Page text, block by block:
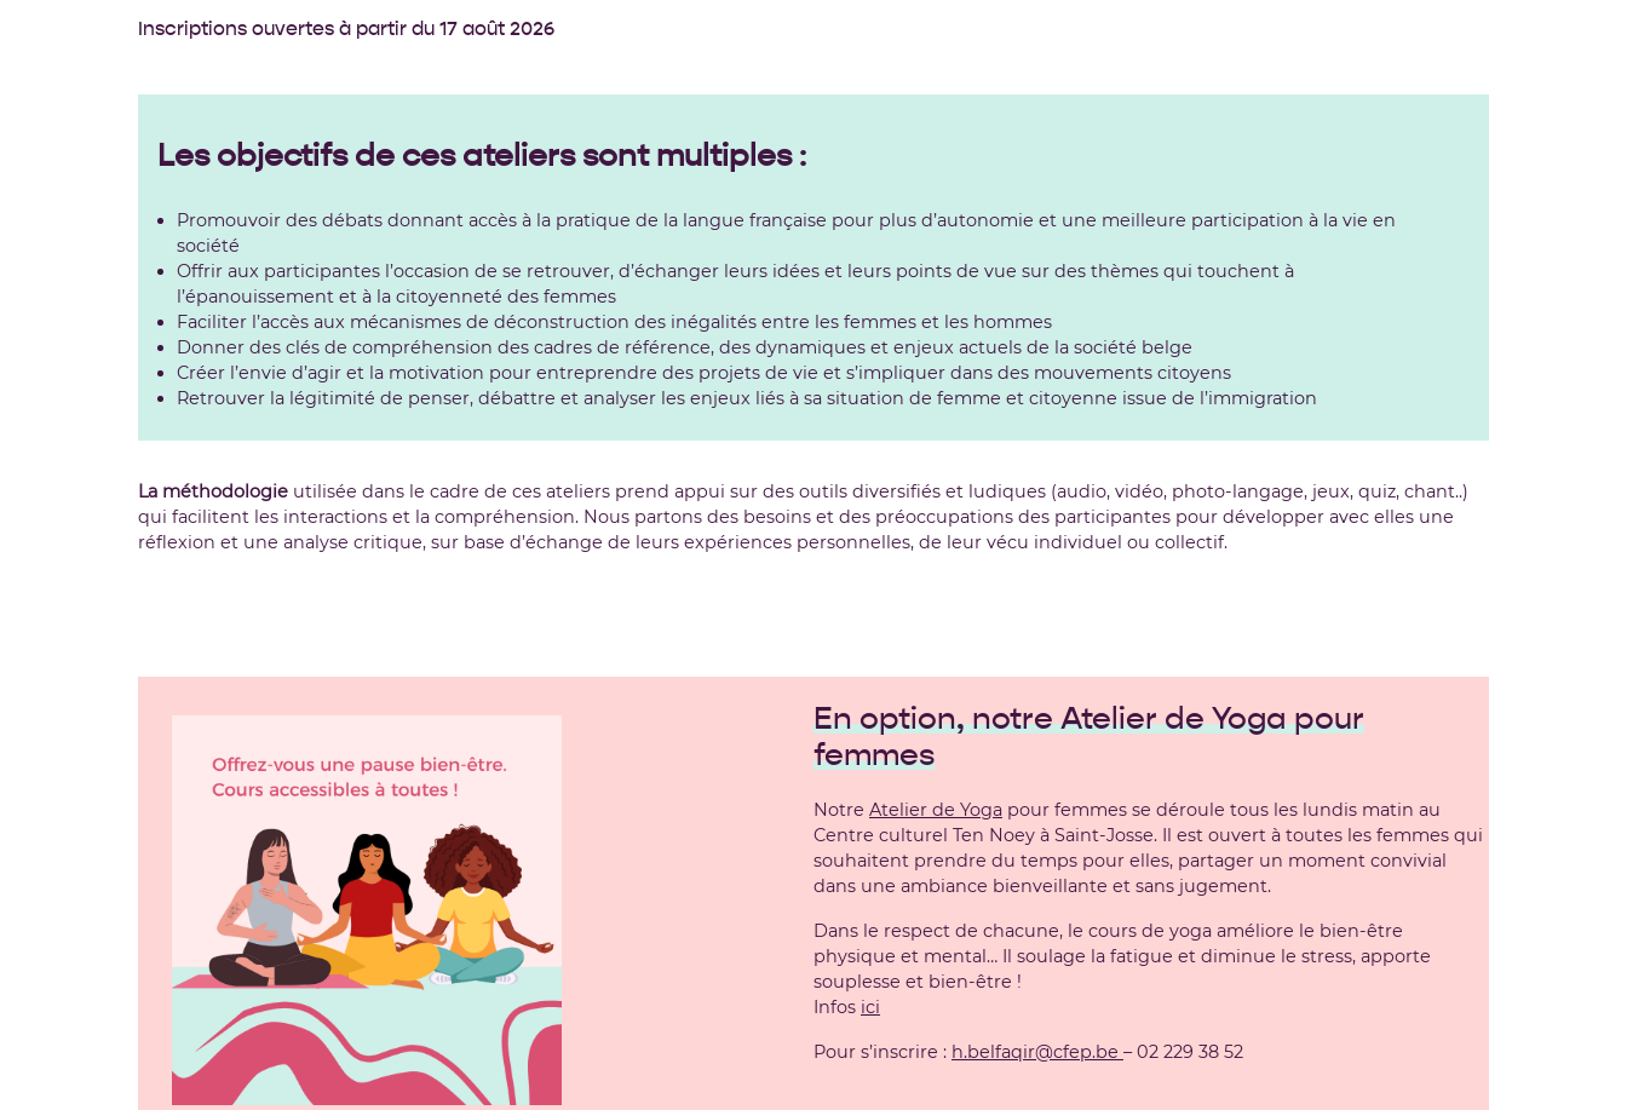
Inscriptions ouvertes à partir du 17 août 2026
Les objectifs de ces ateliers sont multiples:
Promouvoir des débats donnant accès à la pratique de la langue française pour plus d’autonomie et une meilleure participation à la vie en
société
Offrir aux participantes l’occasion de se retrouver, d’échanger leurs idées et leurs points de vue sur des thèmes qui touchent à
l’épanouissement et à la citoyenneté des femmes
Faciliter l’accès aux mécanismes de déconstruction des inégalités entre les femmes et les hommes
Donner des clés de compréhension des cadres de référence, des dynamiques et enjeux actuels de la société belge
Créer l’envie d’agir et la motivation pour entreprendre des projets de vie et s’impliquer dans des mouvements citoyens
Retrouver la légitimité de penser, débattre et analyser les enjeux liés à sa situation de femme et citoyenne issue de l’immigration
La méthodologie utilisée dans le cadre de ces ateliers prend appui sur des outils diversifiés et ludiques (audio, vidéo, photo-langage, jeux, quiz, chant..)
qui facilitent les interactions et la compréhension. Nous partons des besoins et des préoccupations des participantes pour développer avec elles une
réflexion et une analyse critique, sur base d’échange de leurs expériences personnelles, de leur vécu individuel ou collectif.
En option, notre Atelier de Yoga pour
femmes
Notre Atelier de Yoga pour femmes se déroule tous les lundis matin au
Centre culturel Ten Noey à Saint-Josse. Il est ouvert à toutes les femmes qui
souhaitent prendre du temps pour elles, partager un moment convivial
dans une ambiance bienveillante et sans jugement.
Dans le respect de chacune, le cours de yoga améliore le bien-être
physique et mental… Il soulage la fatigue et diminue le stress, apporte
souplesse et bien-être !
Infos ici
Pour s’inscrire : h.belfaqir@cfep.be – 02 229 38 52